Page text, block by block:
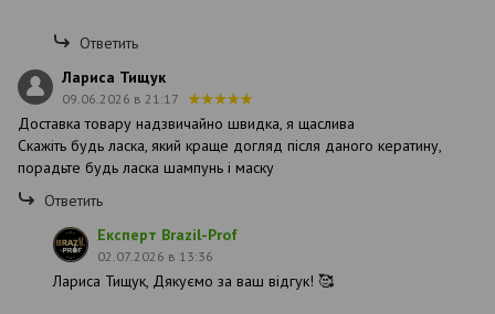
Ответить
Лариса Тищук
09.06.2026 в 21:17
Доставка товару надзвичайно швидка, я щаслива
Скажіть будь ласка, який краще догляд після даного кератину,
порадьте будь ласка шампунь і маску
Ответить
Експерт Brazil-Prof
02.07.2026 в 13:36
Лариса Тищук, Дякуємо за ваш відгук! 🥰